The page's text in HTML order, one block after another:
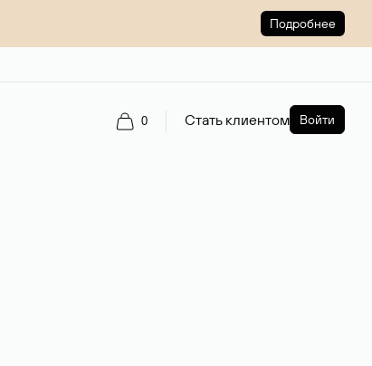
Подробнее
0 Стать клиентом Войти